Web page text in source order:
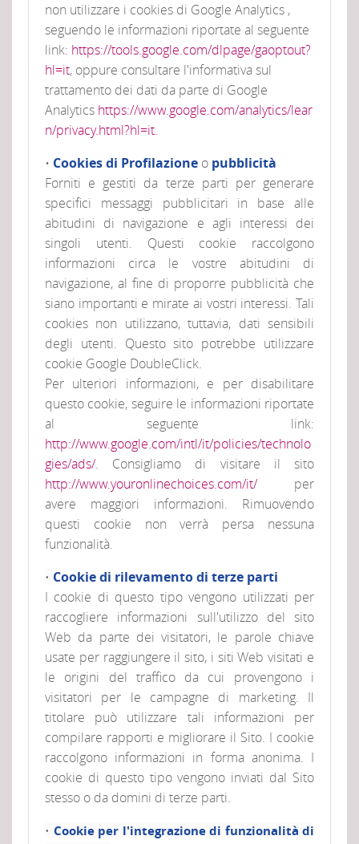
non utilizzare i cookies di Google Analytics ,
seguendo le informazioni riportate al seguente
link: https://tools.google.com/dlpage/gaoptout?
hl=it, oppure consultare l'informativa sul
trattamento dei dati da parte di Google
Analytics https://www.google.com/analytics/lear
n/privacy.html?hl=it.
• Cookies di Profilazione o pubblicità
Forniti e gestiti da terze parti per generare
specifici messaggi pubblicitari in base alle
abitudini di navigazione e agli interessi dei
singoli utenti. Questi cookie raccolgono
informazioni circa le vostre abitudini di
navigazione, al fine di proporre pubblicità che
siano importanti e mirate ai vostri interessi. Tali
cookies non utilizzano, tuttavia, dati sensibili
degli utenti. Questo sito potrebbe utilizzare
cookie Google DoubleClick.
Per ulteriori informazioni, e per disabilitare
questo cookie, seguire le informazioni riportate
al seguente link:
http://www.google.com/intl/it/policies/technolo
gies/ads/. Consigliamo di visitare il sito
http://www.youronlinechoices.com/it/per
avere maggiori informazioni. Rimuovendo
questi cookie non verrà persa nessuna
funzionalità.
• Cookie di rilevamento di terze parti
I cookie di questo tipo vengono utilizzati per
raccogliere informazioni sull'utilizzo del sito
Web da parte dei visitatori, le parole chiave
usate per raggiungere il sito, i siti Web visitati e
le origini del traffico da cui provengono i
visitatori per le campagne di marketing. Il
titolare può utilizzare tali informazioni per
compilare rapporti e migliorare il Sito. I cookie
raccolgono informazioni in forma anonima. I
cookie di questo tipo vengono inviati dal Sito
stesso o da domini di terze parti.
• Cookie per l'integrazione di funzionalità di